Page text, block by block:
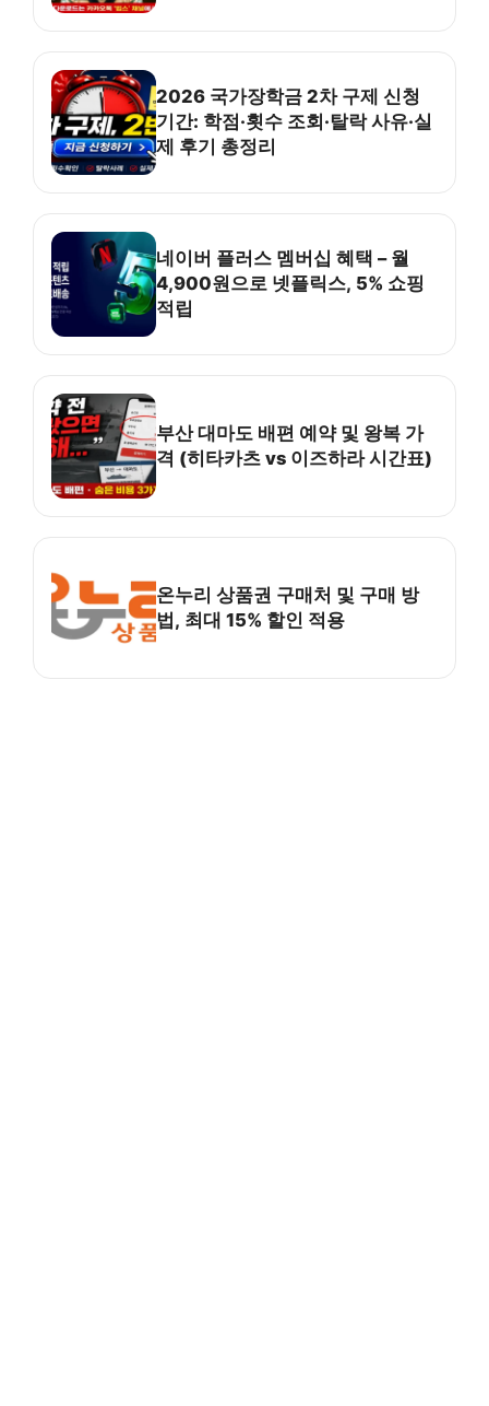
2026 국가장학금 2차 구제 신청
기간: 학점·횟수 조회·탈락 사유·실
제 후기 총정리
네이버 플러스 멤버십 혜택 – 월
4,900원으로 넷플릭스, 5% 쇼핑
적립
부산 대마도 배편 예약 및 왕복 가
격 (히타카츠 vs 이즈하라 시간표)
온누리 상품권 구매처 및 구매 방
법, 최대 15% 할인 적용